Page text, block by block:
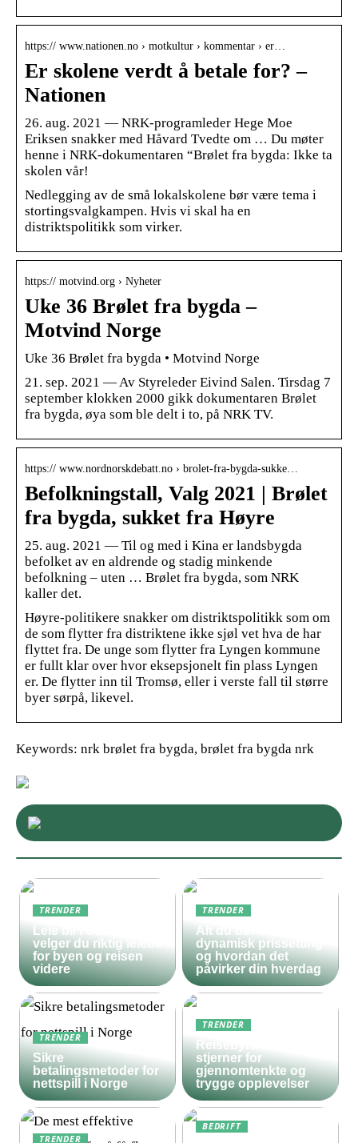
https:// www.nationen.no › motkultur › kommentar › er…
Er skolene verdt å betale for? –
Nationen
26. aug. 2021 — NRK-programleder Hege Moe
Eriksen snakker med Håvard Tvedte om … Du møter
henne i NRK-dokumentaren “Brølet fra bygda: Ikke ta
skolen vår!
Nedlegging av de små lokalskolene bør være tema i
stortingsvalgkampen. Hvis vi skal ha en
distriktspolitikk som virker.
https:// motvind.org › Nyheter
Uke 36 Brølet fra bygda –
Motvind Norge
Uke 36 Brølet fra bygda • Motvind Norge
21. sep. 2021 — Av Styreleder Eivind Salen. Tirsdag 7
september klokken 2000 gikk dokumentaren Brølet
fra bygda, øya som ble delt i to, på NRK TV.
https:// www.nordnorskdebatt.no › brolet-fra-bygda-sukke…
Befolkningstall, Valg 2021 | Brølet
fra bygda, sukket fra Høyre
25. aug. 2021 — Til og med i Kina er landsbygda
befolket av en aldrende og stadig minkende
befolkning – uten … Brølet fra bygda, som NRK
kaller det.
Høyre-politikere snakker om distriktspolitikk som om
de som flytter fra distriktene ikke sjøl vet hva de har
flyttet fra. De unge som flytter fra Lyngen kommune
er fullt klar over hvor eksepsjonelt fin plass Lyngen
er. De flytter inn til Tromsø, eller i verste fall til større
byer sørpå, likevel.
Keywords: nrk brølet fra bygda, brølet fra bygda nrk
TRENDER
Leie bil i Oslo – slik
velger du riktig leiebil
for byen og reisen
videre
TRENDER
Alt du bør vite om
dynamisk prissetting
og hvordan det
påvirker din hverdag
TRENDER
Sikre
betalingsmetoder for
nettspill i Norge
TRENDER
Reisebyrå med 5
stjerner for
gjennomtenkte og
trygge opplevelser
TRENDER
BEDRIFT